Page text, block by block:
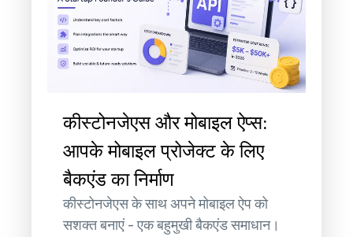
कीस्टोनजेएस और मोबाइल ऐप्स:
आपके मोबाइल प्रोजेक्ट के लिए
बैकएंड का निर्माण
कीस्टोनजेएस के साथ अपने मोबाइल ऐप को
सशक्त बनाएं - एक बहुमुखी बैकएंड समाधान।